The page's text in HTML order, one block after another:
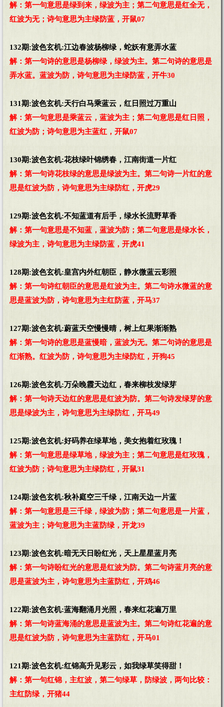
解：第一句意思是绿到来，绿波为主；第二句意思是红全无，
红波为无；诗句意思为主绿防蓝，开鼠07
132期:波色玄机:江边春波杨柳绿，蛇妖有意弄水蓝
解：第一句诗的意思是杨柳绿，绿波为主。第二句诗的意思是
弄水蓝。蓝波为防，诗句意思为主绿防蓝，开牛30
131期:波色玄机:天行白马乘蓝云，红日照过万重山
解：第一句意思是乘蓝云，蓝波为主；第二句意思是红日照，
红波为防；诗句意思为主蓝红，开鼠07
130期:波色玄机:花枝绿叶锦绣春，江南街道一片红
解：第一句诗花枝绿的意思是绿波为主。第二句诗一片红的意
思是红波为防，诗句意思为主绿防红，开虎29
129期:波色玄机:不知蓝道有后手，绿水长流野草香
解：第一句意思是不知蓝，蓝波为防；第二句意思是绿水长，
绿波为主，诗句意思为主绿防蓝，开虎41
128期:波色玄机:皇宫内外红朝臣，静水微蓝云彩照
解：第一句诗红朝臣的意思是红波为主。第二句诗水微蓝的意
思是蓝波为防，诗句意思为主红防蓝，开马37
127期:波色玄机:蔚蓝天空慢慢晴，树上红果渐渐熟
解：第一句诗的意思是蓝慢暗，蓝波为无。第二句诗的意思是
红渐熟。红波为防，诗句意思为主绿防红，开狗45
126期:波色玄机:万朵晚霞天边红，春来柳枝发绿芽
解：第一句诗天边红的意思是红波为防。第二句诗发绿芽的意
思是绿波为主，诗句意思为主绿防红，开马49
125期:波色玄机:好码养在绿草地，美女抱着红玫瑰！
解：第一句意思是绿草地，绿波为主；第二句意思是红玫瑰，
红波为防；诗句意思为主绿防红，开鼠31
124期:波色玄机:秋补庭空三千绿，江南天边一片蓝
解：第一句意思是三千绿，绿波为防；第二句意思是一片蓝，
蓝波为主；诗句意思为主蓝防绿，开龙39
123期:波色玄机:暗无天日盼红光，天上星星蓝月亮
解：第一句诗盼红光的意思是红波为防。第二句诗蓝月亮的意
思是蓝波为主，诗句意思为主蓝防红，开鸡46
122期:波色玄机:蓝海翻涌月光照，春来红花遍万里
解：第一句诗蓝海涌的意思是蓝波为主。第二句诗红花遍的意
思是红波为防，诗句意思为主蓝防红，开马01
121期:波色玄机:红锦高升见彩云，如我绿草笑得甜！
解：第一句红锦，主红波，第二句绿草，防绿波，两句比较：
主红防绿，开猪44